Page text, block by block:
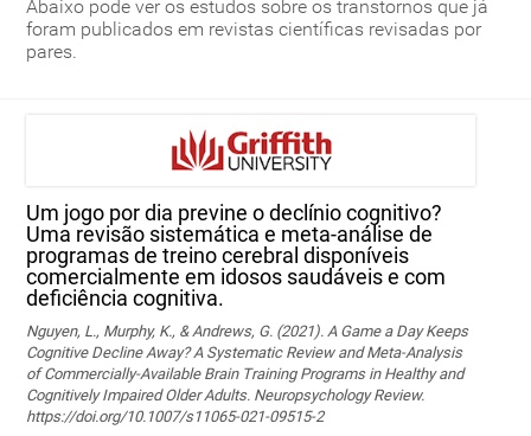
Abaixo pode ver os estudos sobre os transtornos que já
foram publicados em revistas científicas revisadas por
pares.
Um jogo por dia previne o declínio cognitivo?
Uma revisão sistemática e meta-análise de
programas de treino cerebral disponíveis
comercialmente em idosos saudáveis ​​e com
deficiência cognitiva.
Nguyen, L., Murphy, K., & Andrews, G. (2021). A Game a Day Keeps
Cognitive Decline Away? A Systematic Review and Meta-Analysis
of Commercially-Available Brain Training Programs in Healthy and
Cognitively Impaired Older Adults. Neuropsychology Review.
https://doi.org/10.1007/s11065-021-09515-2